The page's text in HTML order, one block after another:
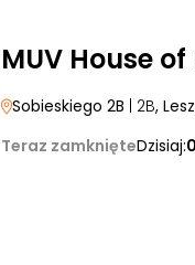
MUV House
Sobieskiego 2B | 2B,
Teraz zamknięteDzisiaj: